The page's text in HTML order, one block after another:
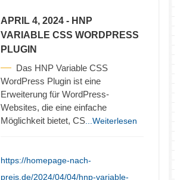
APRIL 4, 2024 - HNP
VARIABLE CSS WORDPRESS
PLUGIN
Das HNP Variable CSS
WordPress Plugin ist eine
Erweiterung für WordPress-
Websites, die eine einfache
Möglichkeit bietet, CS ...Weiterlesen
https://homepage-nach-
preis.de/2024/04/04/hnp-variable-